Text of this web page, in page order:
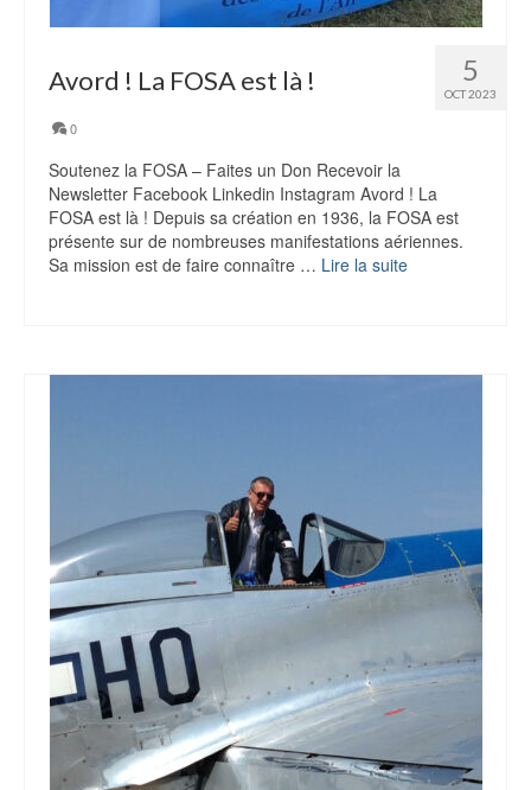
5
OCT 2023
Avord ! La FOSA est là !
0
Soutenez la FOSA – Faites un Don Recevoir la
Newsletter Facebook Linkedin Instagram Avord ! La
FOSA est là ! Depuis sa création en 1936, la FOSA est
présente sur de nombreuses manifestations aériennes.
Sa mission est de faire connaître … Lire la suite